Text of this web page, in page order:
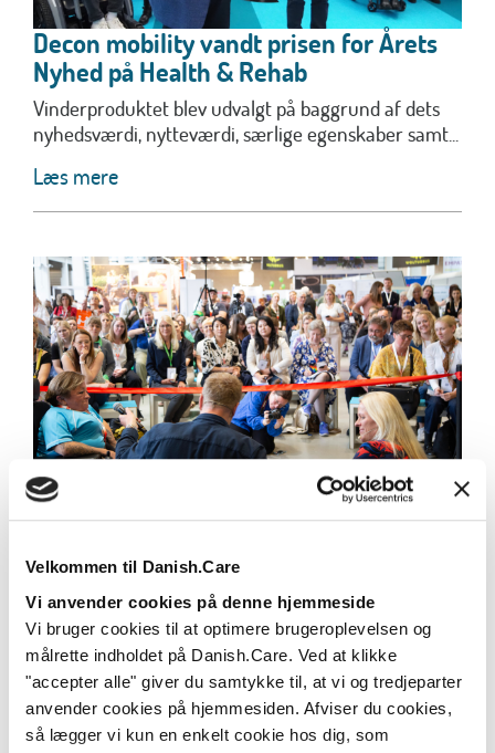
Velkommen til Danish.Care
Vi anvender cookies på denne hjemmeside
Vi bruger cookies til at optimere brugeroplevelsen og
målrette indholdet på Danish.Care. Ved at klikke
"accepter alle" giver du samtykke til, at vi og tredjeparter
anvender cookies på hjemmesiden. Afviser du cookies,
så lægger vi kun en enkelt cookie hos dig, som
Decon mobility vandt prisen for Årets
Nyhed på Health & Rehab
Vinderproduktet blev udvalgt på baggrund af dets
nyhedsværdi, nytteværdi, særlige egenskaber samt...
Læs mere
Tusindvis samles om
at sikre fremtidens velfærdsniveau
Fra den 4. til 6. marts samles flere tusinde om
sundheds- og velfærdsteknologien samt
hjælpemidler i...
Læs mere